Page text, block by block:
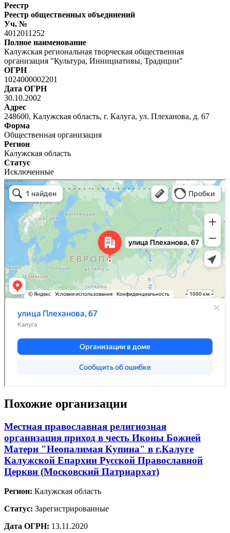
Реестр
Реестр общественных объединений
Уч. №
4012011252
Полное наименование
Калужская региональная творческая общественная
организация "Культура, Иннициативы, Традиции"
ОГРН
1024000002201
Дата ОГРН
30.10.2002
Адрес
248600, Калужская область, г. Калуга, ул. Плеханова, д. 67
Форма
Общественная организация
Регион
Калужская область
Статус
Исключенные
Похожие организации
Местная православная религиозная
организация приход в честь Иконы Божией
Матери "Неопалимая Купина" в г.Калуге
Калужской Епархии Русской Православной
Церкви (Московский Патриархат)
Регион: Калужская область
Статус: Зарегистрированные
Дата ОГРН: 13.11.2020